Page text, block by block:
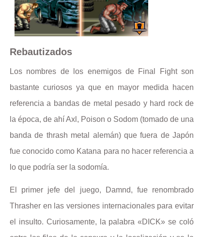
Rebautizados
Los nombres de los enemigos de Final Fight son
bastante curiosos ya que en mayor medida hacen
referencia a bandas de metal pesado y hard rock de
la época, de ahí Axl, Poison o Sodom (tomado de una
banda de thrash metal alemán) que fuera de Japón
fue conocido como Katana para no hacer referencia a
lo que podría ser la sodomía.
El primer jefe del juego, Damnd, fue renombrado
Thrasher en las versiones internacionales para evitar
el insulto. Curiosamente, la palabra «DICK» se coló